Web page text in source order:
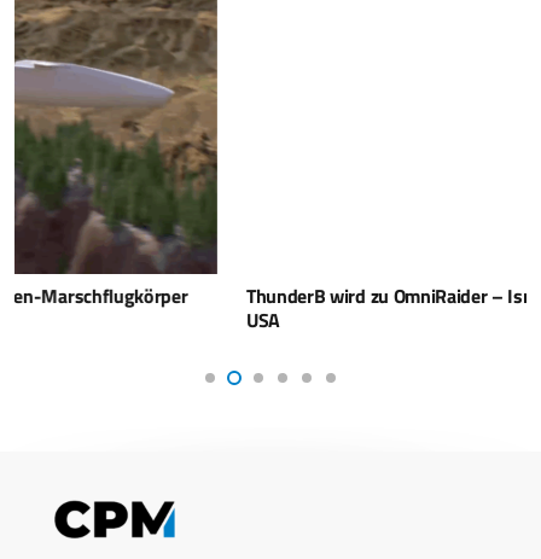
ThunderB wird zu OmniRaider – Israels VTOL-UAS made in